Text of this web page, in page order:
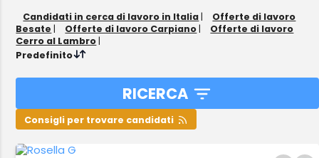
Candidati in cerca di lavoro in Italia |
Offerte di lavoro
Besate | Offerte di lavoro Carpiano |
Offerte di lavoro
Cerro al Lambro |
Predefinito
RICERCA
Consigli per trovare candidati